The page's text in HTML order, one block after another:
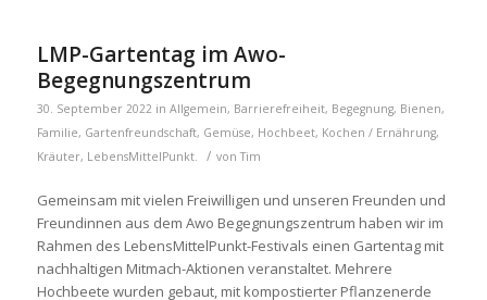
LMP-Gartentag im Awo-
Begegnungszentrum
30. September 2022 in Allgemein, Barrierefreiheit, Begegnung, Bienen,
Familie, Gartenfreundschaft, Gemüse, Hochbeet, Kochen / Ernährung,
Kräuter, LebensMittelPunkt. / vonTim
Gemeinsam mit vielen Freiwilligen und unseren Freunden und
Freundinnen aus dem Awo Begegnungszentrum haben wir im
Rahmen des LebensMittelPunkt-Festivals einen Gartentag mit
nachhaltigen Mitmach-Aktionen veranstaltet. Mehrere
Hochbeete wurden gebaut, mit kompostierter Pflanzenerde